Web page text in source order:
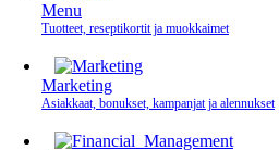
Menu
Tuotteet, reseptikortit ja muokkaimet
Marketing
Asiakkaat, bonukset, kampanjat ja alennukset